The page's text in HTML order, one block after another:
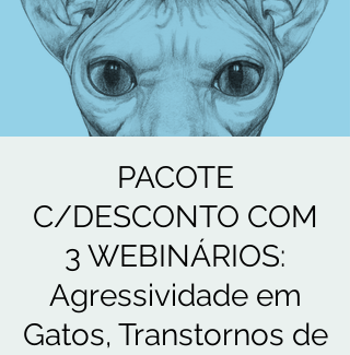
PACOTE
C/DESCONTO COM
3 WEBINÁRIOS:
Agressividade em
Gatos, Transtornos de